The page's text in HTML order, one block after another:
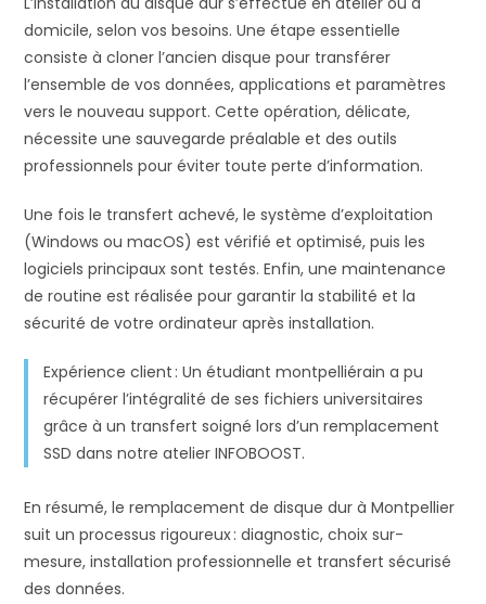
domicile, selon vos besoins. Une étape essentielle
consiste à cloner l’ancien disque pour transférer
l’ensemble de vos données, applications et paramètres
vers le nouveau support. Cette opération, délicate,
nécessite une sauvegarde préalable et des outils
professionnels pour éviter toute perte d’information.
Une fois le transfert achevé, le système d’exploitation
(Windows ou macOS) est vérifié et optimisé, puis les
logiciels principaux sont testés. Enfin, une maintenance
de routine est réalisée pour garantir la stabilité et la
sécurité de votre ordinateur après installation.
Expérience client : Un étudiant montpelliérain a pu
récupérer l’intégralité de ses fichiers universitaires
grâce à un transfert soigné lors d’un remplacement
SSD dans notre atelier INFOBOOST.
En résumé, le remplacement de disque dur à Montpellier
suit un processus rigoureux : diagnostic, choix sur-
mesure, installation professionnelle et transfert sécurisé
des données.